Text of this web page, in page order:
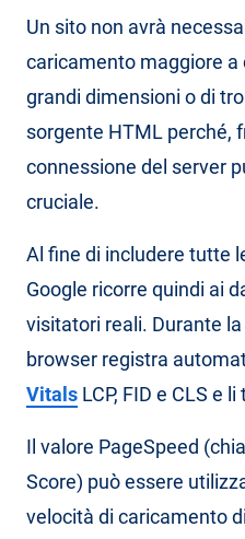
Un sito non avrà
caricamento maggiore a
grandi dimensioni o di
sorgente HTML perché,
connessione del server
cruciale.
Al fine di includere tutte
Google ricorre quindi ai
visitatori reali. Durante la
browser registra
Vitals LCP, FID e CLS e
Il valore PageSpeed
Score) può essere
velocità di caricamento